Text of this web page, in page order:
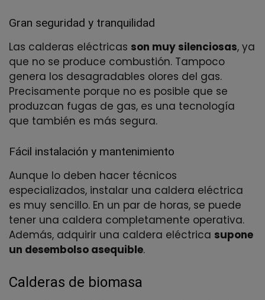
Gran seguridad y tranquilidad
Las calderas eléctricas son muy silenciosas, ya
que no se produce combustión. Tampoco
genera los desagradables olores del gas.
Precisamente porque no es posible que se
produzcan fugas de gas, es una tecnología
que también es más segura.
Fácil instalación y mantenimiento
Aunque lo deben hacer técnicos
especializados, instalar una caldera eléctrica
es muy sencillo. En un par de horas, se puede
tener una caldera completamente operativa.
Además, adquirir una caldera eléctrica supone
un desembolso asequible.
Calderas de biomasa